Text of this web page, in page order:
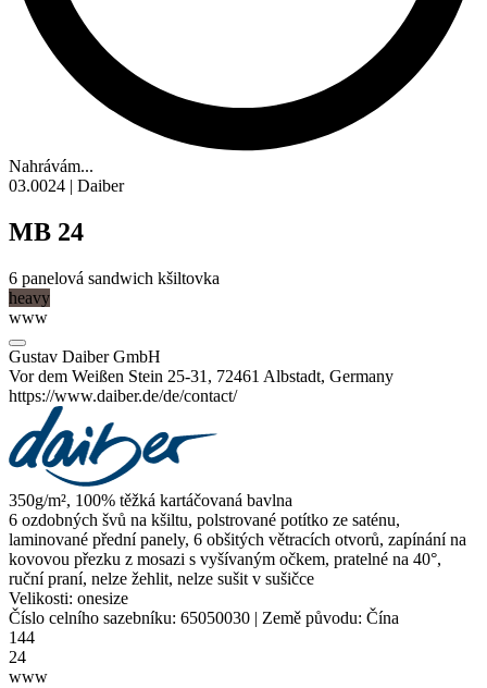
Nahrávám...
03.0024 | Daiber
MB 24
6 panelová sandwich kšiltovka
heavy
www
Gustav Daiber GmbH
Vor dem Weißen Stein 25-31, 72461 Albstadt, Germany
https://www.daiber.de/de/contact/
350g/m², 100% těžká kartáčovaná bavlna
6 ozdobných švů na kšiltu, polstrované potítko ze saténu,
laminované přední panely, 6 obšitých větracích otvorů, zapínání na
kovovou přezku z mosazi s vyšívaným očkem, pratelné na 40°,
ruční praní, nelze žehlit, nelze sušit v sušičce
Velikosti: onesize
Číslo celního sazebníku: 65050030 | Země původu: Čína
144
24
www